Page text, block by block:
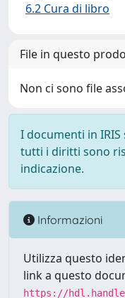
6.2 Cura di libro
File in questo
Non ci sono file
I documenti in
tutti i diritti sono
indicazione.
Informazioni
Utilizza questo
link a questo
https://